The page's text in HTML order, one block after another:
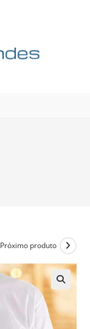
Próximo produto